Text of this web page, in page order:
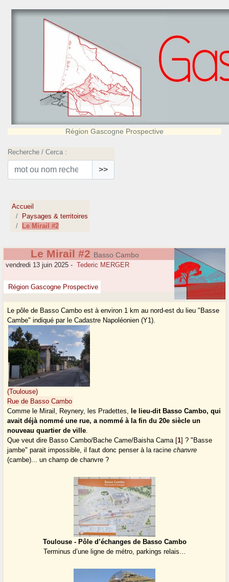
Région Gascogne Prospective
Recherche / Cerca :
>>
Accueil
Paysages & territoires
Le Mirail #2
Le Mirail #2 Basso Cambo
vendredi 13 juin 2025 - Tederic MERGER
Région Gascogne Prospective
Le pôle de Basso Cambo est à environ 1 km au nord-est du lieu "Basse
Cambe" indiqué par le Cadastre Napoléonien (Y1).
(Toulouse)
Rue de Basso Cambo
Comme le Mirail, Reynery, les Pradettes, le lieu-dit Basso Cambo, qui
avait déjà nommé une rue, a nommé à la fin du 20e siècle un
nouveau quartier de ville.
Que veut dire Basso Cambo/Bache Came/Baisha Cama[1] ? "Basse
jambe" parait impossible, il faut donc penser à la racinechanvre
(cambe)... un champ de chanvre ?
Toulouse - Pôle d’échanges de Basso Cambo
Terminus d’une ligne de métro, parkings relais...